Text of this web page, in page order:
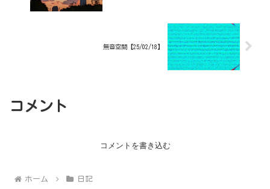
無音空間【25/02/18】
コメント
コメントを書き込む
ホーム 日記